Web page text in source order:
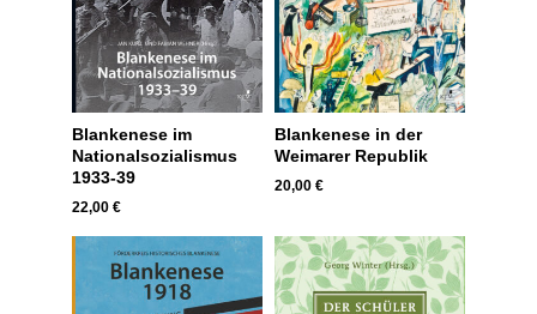
Blankenese im
Nationalsozialismus
1933-39
22,00 €
Blankenese in der
Weimarer Republik
20,00 €